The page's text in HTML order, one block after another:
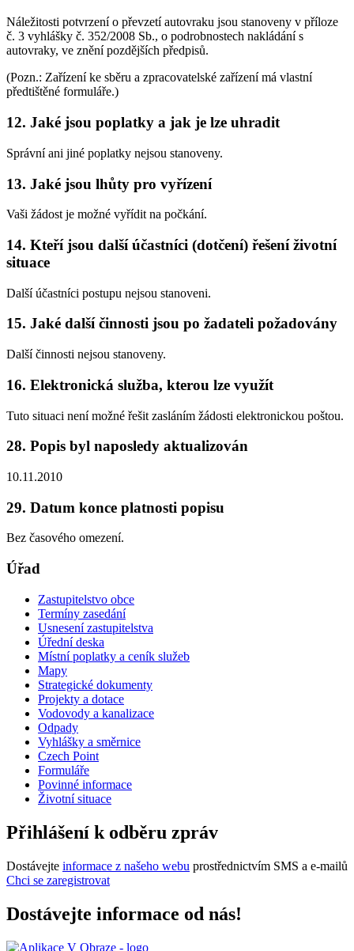
Náležitosti potvrzení o převzetí autovraku jsou stanoveny v příloze
č. 3 vyhlášky č. 352/2008 Sb., o podrobnostech nakládání s
autovraky, ve znění pozdějších předpisů.
(Pozn.: Zařízení ke sběru a zpracovatelské zařízení má vlastní
předtištěné formuláře.)
12. Jaké jsou poplatky a jak je lze uhradit
Správní ani jiné poplatky nejsou stanoveny.
13. Jaké jsou lhůty pro vyřízení
Vaši žádost je možné vyřídit na počkání.
14. Kteří jsou další účastníci (dotčení) řešení životní
situace
Další účastníci postupu nejsou stanoveni.
15. Jaké další činnosti jsou po žadateli požadovány
Další činnosti nejsou stanoveny.
16. Elektronická služba, kterou lze využít
Tuto situaci není možné řešit zasláním žádosti elektronickou poštou.
28. Popis byl naposledy aktualizován
10.11.2010
29. Datum konce platnosti popisu
Bez časového omezení.
Úřad
Zastupitelstvo obce
Termíny zasedání
Usnesení zastupitelstva
Úřední deska
Místní poplatky a ceník služeb
Mapy
Strategické dokumenty
Projekty a dotace
Vodovody a kanalizace
Odpady
Vyhlášky a směrnice
Czech Point
Formuláře
Povinné informace
Životní situace
Přihlášení k odběru zpráv
Dostávejte informace z našeho webu prostřednictvím SMS a e-mailů
Chci se zaregistrovat
Dostávejte informace od nás!